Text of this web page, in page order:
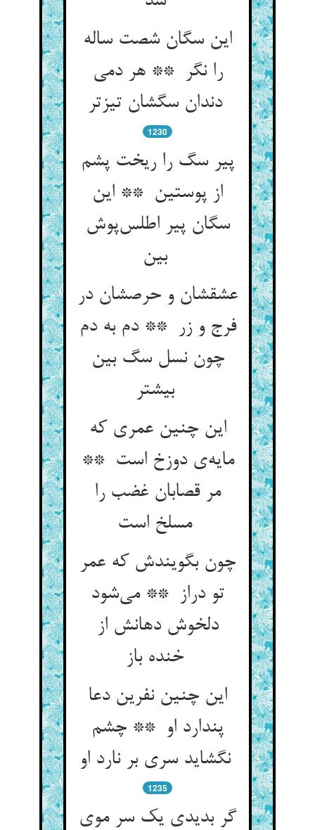
این سگان شصت ساله
را نگر ** هر دمی
دندان سگشان تیزتر
1230
پیر سگ را ریخت پشم
از پوستین ** این
سگان پیر اطلس‌پوش
بین
عشقشان و حرصشان در
فرج و زر ** دم به دم
چون نسل سگ بین
بیشتر
این چنین عمری که
مایه‌ی دوزخ است **
مر قصابان غضب را
مسلخ است
چون بگویندش که عمر
تو دراز ** می‌شود
دلخوش دهانش از
این چنین نفرین دعا
پندارد او ** چشم
نگشاید سری بر نارد او
1235
گر بدیدی یک سر موی